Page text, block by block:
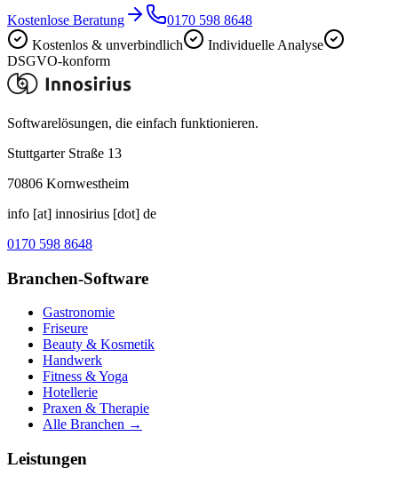
Kostenlose Beratung
0170 598 8648
Kostenlos & unverbindlich
Individuelle Analyse
DSGVO-konform
Softwarelösungen, die einfach funktionieren.
Stuttgarter Straße 13
70806 Kornwestheim
info [at] innosirius [dot] de
0170 598 8648
Branchen-Software
Gastronomie
Friseure
Beauty & Kosmetik
Handwerk
Fitness & Yoga
Hotellerie
Praxen & Therapie
Alle Branchen →
Leistungen